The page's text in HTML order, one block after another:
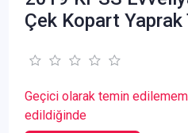
Çek Kopart Yaprak
Geçici olarak temin
edildiğinde